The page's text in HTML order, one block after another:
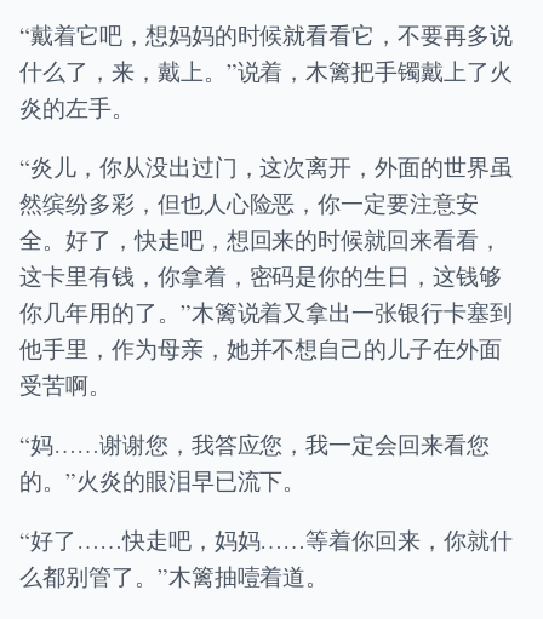
“戴着它吧，想妈妈的时候就看看它，不要再多说
什么了，来，戴上。”说着，木篱把手镯戴上了火
炎的左手。
“炎儿，你从没出过门，这次离开，外面的世界虽
然缤纷多彩，但也人心险恶，你一定要注意安
全。好了，快走吧，想回来的时候就回来看看，
这卡里有钱，你拿着，密码是你的生日，这钱够
你几年用的了。”木篱说着又拿出一张银行卡塞到
他手里，作为母亲，她并不想自己的儿子在外面
受苦啊。
“妈……谢谢您，我答应您，我一定会回来看您
的。”火炎的眼泪早已流下。
“好了……快走吧，妈妈……等着你回来，你就什
么都别管了。”木篱抽噎着道。